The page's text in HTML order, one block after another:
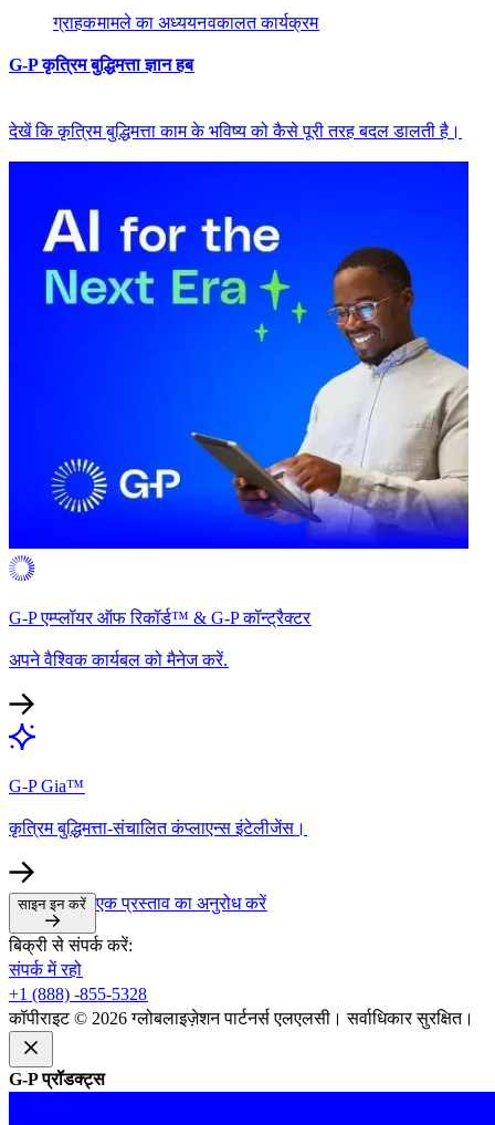
ग्राहक​​मामले का अध्ययन​​वकालत कार्यक्रम​​
G-P कृत्रिम बुद्धिमत्ता ज्ञान हब​​
देखें कि कृत्रिम बुद्धिमत्ता काम के भविष्य को कैसे पूरी तरह बदल डालती है।​​
G-P एम्प्लॉयर ऑफ रिकॉर्ड™ & G-P कॉन्ट्रैक्टर​​
अपने वैश्विक कार्यबल को मैनेज करें.​​
G-P Gia™​​
कृत्रिम बुद्धिमत्ता-संचालित कंप्लाएन्स इंटेलीजेंस।​​
साइन इन करें​​ एक प्रस्ताव का अनुरोध करें​​
बिक्री से संपर्क करें:​​
संपर्क में रहो​​
+1 (888) -855-5328​​
कॉपीराइट © 2026 ग्लोबलाइज़ेशन पार्टनर्स एलएलसी। सर्वाधिकार सुरक्षित।​​
G-P प्रॉडक्ट्स​​